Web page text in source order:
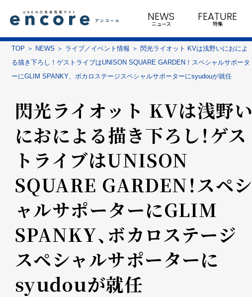
NEWS
ニュース
FEATURE
特集
TOP NEWS ライブ／イベント情報
閃光ライオット KVは浅野いにおによ
る描き下ろし！ゲストライブはUNISON SQUARE GARDEN！スペシャルサポータ
ーにGLIM SPANKY、ボカロステージスペシャルサポーターにsyudouが就任
閃光ライオット KVは浅野い
におによる描き下ろし！ゲス
トライブはUNISON
SQUARE GARDEN！スペシ
ャルサポーターにGLIM
SPANKY、ボカロステージ
スペシャルサポーターに
syudouが就任